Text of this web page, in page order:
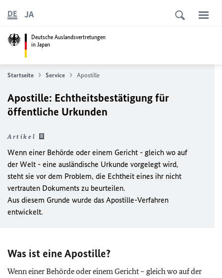
Deutsche Auslandsvertretungen
in Japan
DE JA
Startseite Service Apostille
Apostille: Echtheitsbestätigung für
öffentliche Urkunden
Artikel
Wenn einer Behörde oder einem Gericht - gleich wo auf
der Welt - eine ausländische Urkunde vorgelegt wird,
steht sie vor dem Problem, die Echtheit eines ihr nicht
vertrauten Dokuments zu beurteilen.
Aus diesem Grunde wurde das Apostille-Verfahren
entwickelt.
Was ist eine Apostille?
Wenn einer Behörde oder einem Gericht – gleich wo auf der